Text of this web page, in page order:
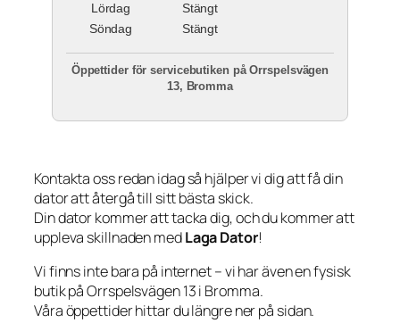
Lördag
Stängt
Söndag
Stängt
Öppettider för servicebutiken på Orrspelsvägen
13, Bromma
Kontakta oss redan idag så hjälper vi dig att få din
dator att återgå till sitt bästa skick.
Din dator kommer att tacka dig, och du kommer att
uppleva skillnaden medLaga Dator!
Vi finns inte bara på internet – vi har även en fysisk
butik på Orrspelsvägen 13 i Bromma.
Våra öppettider hittar du längre ner på sidan.